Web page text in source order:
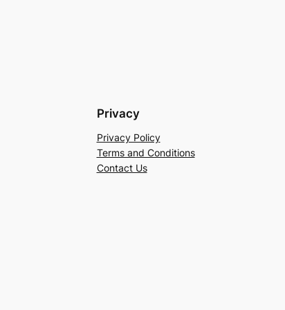
Privacy
Privacy Policy
Terms and Conditions
Contact Us